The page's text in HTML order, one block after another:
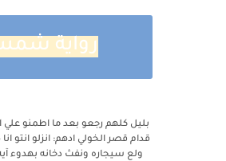
رواية شمس
بليل كلهم رجعو بعد ما اطمنو
قدام قصر الخولي ادهم: انزلو
ولع سيجاره ونفث دخانه بهدوء